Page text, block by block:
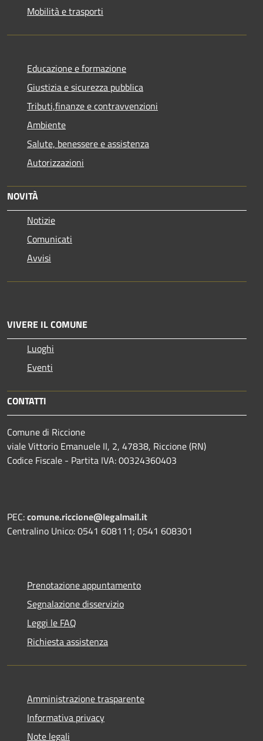
Mobilità e trasporti
Educazione e formazione
Giustizia e sicurezza pubblica
Tributi,finanze e contravvenzioni
Ambiente
Salute, benessere e assistenza
Autorizzazioni
NOVITÀ
Notizie
Comunicati
Avvisi
VIVERE IL COMUNE
Luoghi
Eventi
CONTATTI
Comune di Riccione
viale Vittorio Emanuele II, 2, 47838, Riccione (RN)
Codice Fiscale - Partita IVA: 00324360403
PEC:comune.riccione@legalmail.it
Centralino Unico: 0541 608111; 0541 608301
Prenotazione appuntamento
Segnalazione disservizio
Leggi le FAQ
Richiesta assistenza
Amministrazione trasparente
Informativa privacy
Note legali